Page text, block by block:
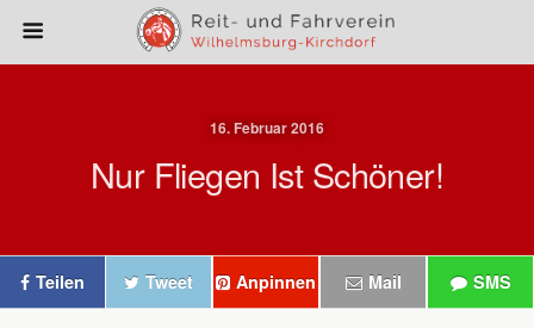
16. Februar 2016
Nur Fliegen Ist Schöner!
Teilen Tweet Anpinnen Mail SMS